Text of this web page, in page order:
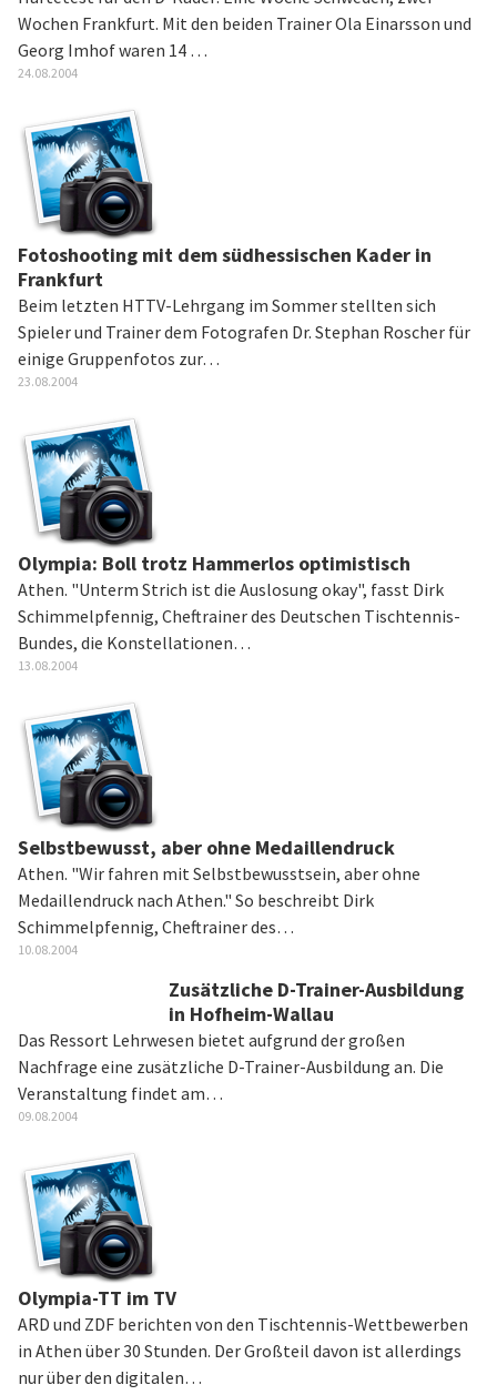
Wochen Frankfurt. Mit den beiden Trainer Ola Einarsson und
Georg Imhof waren 14 …
24.08.2004
Fotoshooting mit dem südhessischen Kader in
Frankfurt
Beim letzten HTTV-Lehrgang im Sommer stellten sich
Spieler und Trainer dem Fotografen Dr. Stephan Roscher für
einige Gruppenfotos zur…
23.08.2004
Olympia: Boll trotz Hammerlos optimistisch
Athen. "Unterm Strich ist die Auslosung okay", fasst Dirk
Schimmelpfennig, Cheftrainer des Deutschen Tischtennis-
Bundes, die Konstellationen…
13.08.2004
Selbstbewusst, aber ohne Medaillendruck
Athen. "Wir fahren mit Selbstbewusstsein, aber ohne
Medaillendruck nach Athen." So beschreibt Dirk
Schimmelpfennig, Cheftrainer des…
10.08.2004
Zusätzliche D-Trainer-Ausbildung
in Hofheim-Wallau
Das Ressort Lehrwesen bietet aufgrund der großen
Nachfrage eine zusätzliche D-Trainer-Ausbildung an. Die
Veranstaltung findet am…
09.08.2004
Olympia-TT im TV
ARD und ZDF berichten von den Tischtennis-Wettbewerben
in Athen über 30 Stunden. Der Großteil davon ist allerdings
nur über den digitalen…